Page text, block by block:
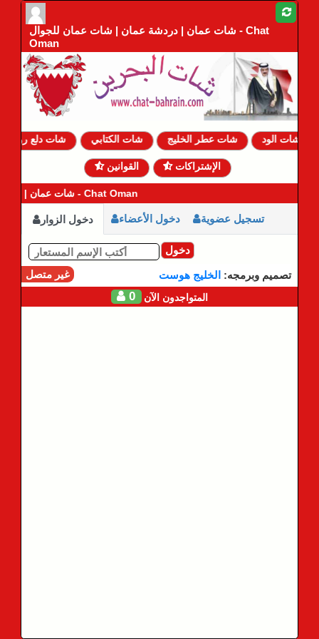
شات عمان | دردشة عمان | شات عمان للجوال - Chat
Oman
شات دلع روحي شات الكتابي شات عطر الخليج شات الود
القوانين الإشتراكات
شات عمان | دردشة عمانية - Chat Oman
دخول الزوار دخول الأعضاء تسجيل عضوية
دخول
غير متصل
تصميم وبرمجه: الخليج هوست
0 المتواجدون الآن